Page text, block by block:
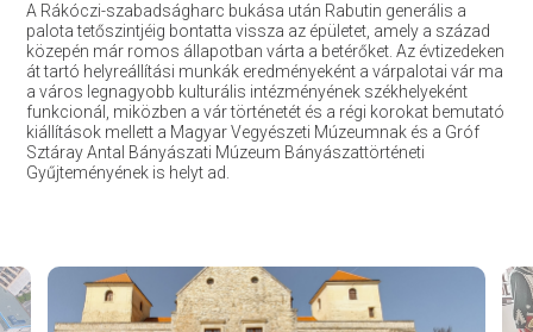
A Rákóczi-szabadságharc bukása után Rabutin generális a
palota tetőszintjéig bontatta vissza az épületet, amely a század
közepén már romos állapotban várta a betérőket. Az évtizedeken
át tartó helyreállítási munkák eredményeként a várpalotai vár ma
a város legnagyobb kulturális intézményének székhelyeként
funkcionál, miközben a vár történetét és a régi korokat bemutató
kiállítások mellett a Magyar Vegyészeti Múzeumnak és a Gróf
Sztáray Antal Bányászati Múzeum Bányászattörténeti
Gyűjteményének is helyt ad.